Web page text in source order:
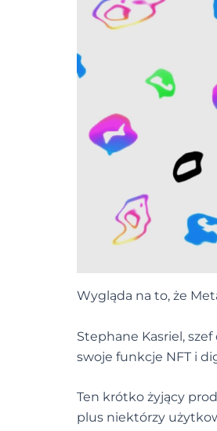
Wygląda na to, że
Stephane Kasriel,
swoje funkcje NFT i
Ten krótko żyjący
plus niektórzy